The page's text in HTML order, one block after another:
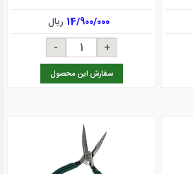
14/900/000 ریال
سفارش این محصول